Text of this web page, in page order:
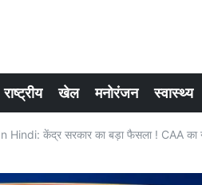
राष्ट्रीय खेल मनोरंजन स्वास्थ्य
केंद्र सरकार का बड़ा फैसला ! CAA का